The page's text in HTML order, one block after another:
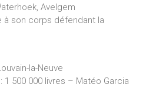
Avelgem
à son corps défendant la
la-Neuve
500 000 livres – Matéo Garcia